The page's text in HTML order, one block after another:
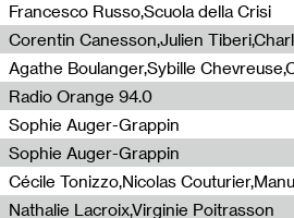
Francesco Russo,Scuola della Crisi
Radio Orange 94.0
Sophie Auger-Grappin
Sophie Auger-Grappin
Nathalie Lacroix,Virginie Poitrasson